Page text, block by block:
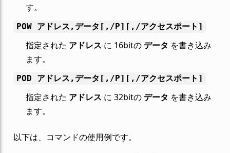
す。
POW アドレス,データ[,/P][,/アクセスポート]
指定された アドレス に 16bitのデータ を書き込み
ます。
POD アドレス,データ[,/P][,/アクセスポート]
指定された アドレス に 32bitのデータ を書き込み
ます。
以下は、コマンドの使用例です。